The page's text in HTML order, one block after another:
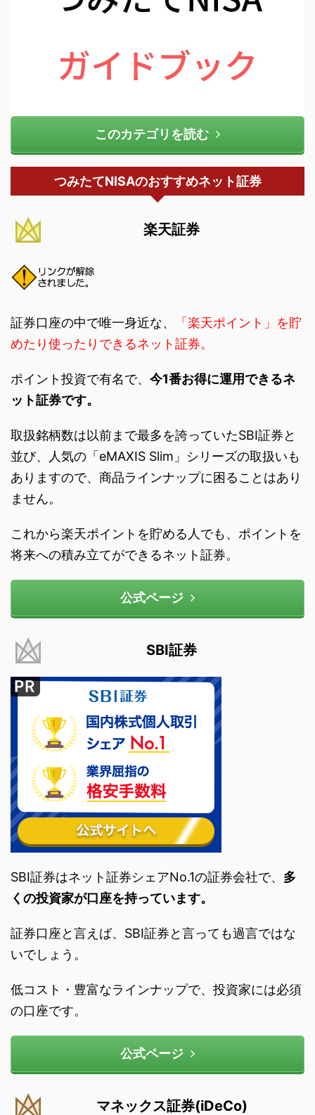
このカテゴリを読む
つみたてNISAのおすすめネット証券
楽天証券
証券口座の中で唯一身近な、
「楽天ポイント」を貯
めたり使ったりできるネット証券。
ポイント投資で有名で、 今1番お得に運用できるネ
ット証券です。
取扱銘柄数は以前まで最多を誇っていたSBI証券と
並び、人気の「eMAXIS Slim」シリーズの取扱いも
ありますので、商品ラインナップに困ることはあり
ません。
これから楽天ポイントを貯める人でも、ポイントを
将来への積み立てができるネット証券。
公式ページ
SBI証券
SBI証券はネット証券シェアNo.1の証券会社で、 多
くの投資家が口座を持っています。
証券口座と言えば、SBI証券と言っても過言ではな
いでしょう。
低コスト・豊富なラインナップで、投資家には必須
の口座です。
公式ページ
マネックス証券(iDeCo)